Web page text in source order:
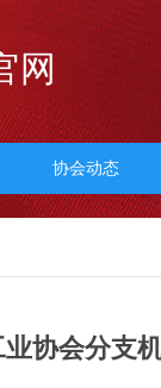
网
协会动态
业协会分支